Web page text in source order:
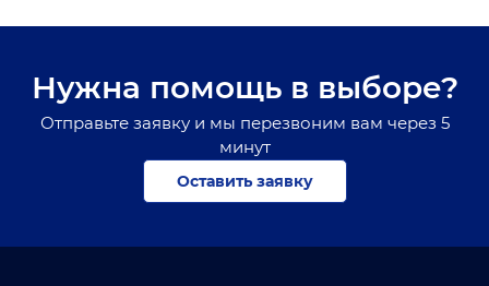
Нужна помощь в выборе?
Отправьте заявку и мы перезвоним вам через 5
минут
Оставить заявку